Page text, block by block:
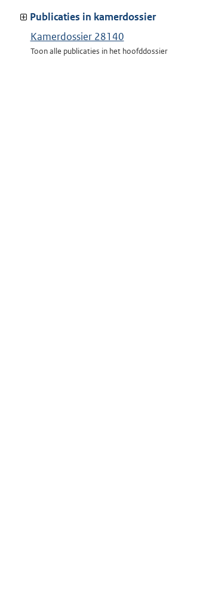
van:
Publicaties in kamerdossier
Kamerdossier 28140
Toon alle publicaties in het hoofddossier